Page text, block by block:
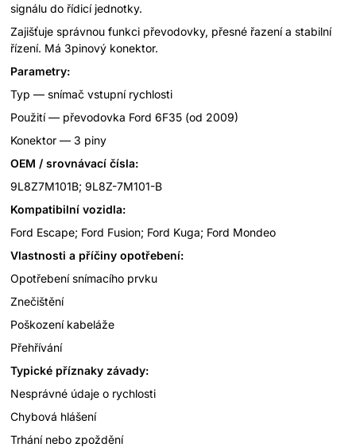
signálu do řídicí jednotky.
Zajišťuje správnou funkci převodovky, přesné řazení a stabilní
řízení. Má 3pinový konektor.
Parametry:
Typ — snímač vstupní rychlosti
Použití — převodovka Ford 6F35 (od 2009)
Konektor — 3 piny
OEM / srovnávací čísla:
9L8Z7M101B; 9L8Z-7M101-B
Kompatibilní vozidla:
Ford Escape; Ford Fusion; Ford Kuga; Ford Mondeo
Vlastnosti a příčiny opotřebení:
Opotřebení snímacího prvku
Znečištění
Poškození kabeláže
Přehřívání
Typické příznaky závady:
Nesprávné údaje o rychlosti
Chybová hlášení
Trhání nebo zpoždění